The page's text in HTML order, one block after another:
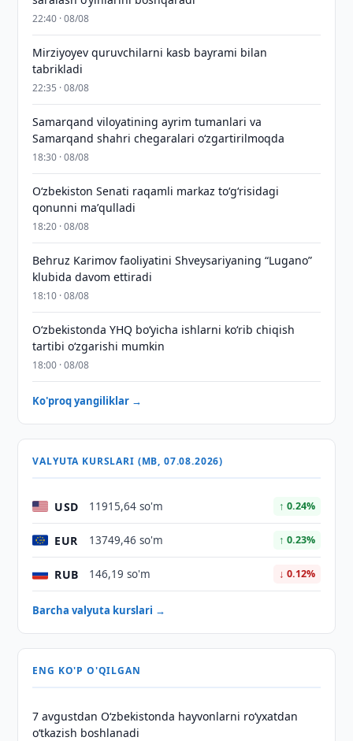
22:40 · 08/08
Mirziyoyev quruvchilarni kasb bayrami bilan
tabrikladi
22:35 · 08/08
Samarqand viloyatining ayrim tumanlari va
Samarqand shahri chegaralari oʻzgartirilmoqda
18:30 · 08/08
Oʻzbekiston Senati raqamli markaz toʻgʻrisidagi
qonunni maʼqulladi
18:20 · 08/08
Behruz Karimov faoliyatini Shveysariyaning “Lugano”
klubida davom ettiradi
18:10 · 08/08
O‘zbekistonda YHQ bo‘yicha ishlarni ko‘rib chiqish
tartibi o‘zgarishi mumkin
18:00 · 08/08
Ko'proq yangiliklar →
VALYUTA KURSLARI (MB, 07.08.2026)
USD 11915,64 so'm ↑ 0.24%
EUR 13749,46 so'm ↑ 0.23%
RUB 146,19 so'm ↓ 0.12%
Barcha valyuta kurslari →
ENG KO'P O'QILGAN
7 avgustdan O‘zbekistonda hayvonlarni ro‘yxatdan
o‘tkazish boshlanadi